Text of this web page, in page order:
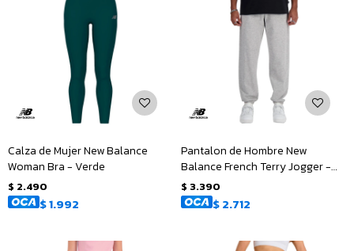
Calza de Mujer New Balance
Woman Bra - Verde
$ 2.490
$1.992
Pantalon de Hombre New
Balance French Terry Jogger -
Gris
$ 3.390
$2.712